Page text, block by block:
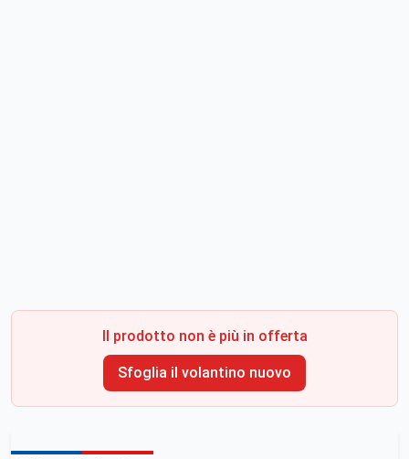
Il prodotto non è più in offerta
Sfoglia il volantino nuovo